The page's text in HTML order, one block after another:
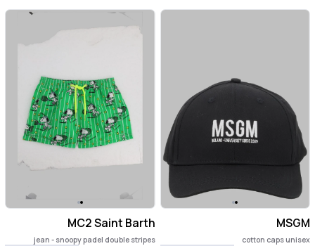
MSGM
cotton caps unisex
MC2 Saint Barth
jean - snoopy padel double stripes